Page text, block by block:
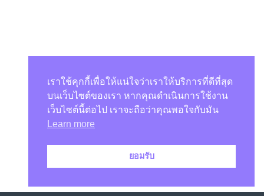
เราใช้คุกกี้เพื่อให้แน่ใจว่าเราให้บริการที่ดีที่สุด
บนเว็บไซต์ของเรา หากคุณดำเนินการใช้งาน
เว็บไซต์นี้ต่อไป เราจะถือว่าคุณพอใจกับมัน
Learn more
ยอมรับ